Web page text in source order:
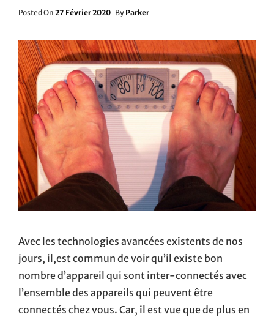
Posted On Posted
27 Février 2020 By Parker
Avec les technologies avancées existents de nos
jours, il,est commun de voir qu’il existe bon
nombre d’appareil qui sont inter-connectés avec
l’ensemble des appareils qui peuvent être
connectés chez vous. Car, il est vue que de plus en